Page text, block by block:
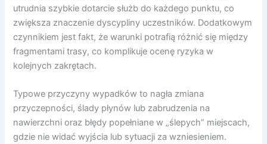
utrudnia szybkie dotarcie służb do każdego punktu, co
zwiększa znaczenie dyscypliny uczestników. Dodatkowym
czynnikiem jest fakt, że warunki potrafią różnić się między
fragmentami trasy, co komplikuje ocenę ryzyka w
kolejnych zakrętach.
Typowe przyczyny wypadków to nagła zmiana
przyczepności, ślady płynów lub zabrudzenia na
nawierzchni oraz błędy popełniane w „ślepych” miejscach,
gdzie nie widać wyjścia lub sytuacji za wzniesieniem.